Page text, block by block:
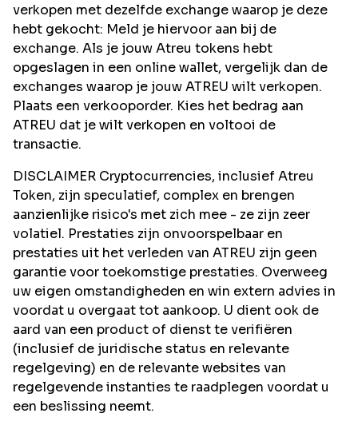
verkopen met dezelfde exchange waarop je deze
hebt gekocht: Meld je hiervoor aan bij de
exchange. Als je jouw Atreu tokens hebt
opgeslagen in een online wallet, vergelijk dan de
exchanges waarop je jouw ATREU wilt verkopen.
Plaats een verkooporder. Kies het bedrag aan
ATREU dat je wilt verkopen en voltooi de
transactie.
DISCLAIMER Cryptocurrencies, inclusief Atreu
Token, zijn speculatief, complex en brengen
aanzienlijke risico's met zich mee - ze zijn zeer
volatiel. Prestaties zijn onvoorspelbaar en
prestaties uit het verleden van ATREU zijn geen
garantie voor toekomstige prestaties. Overweeg
uw eigen omstandigheden en win extern advies in
voordat u overgaat tot aankoop. U dient ook de
aard van een product of dienst te verifiëren
(inclusief de juridische status en relevante
regelgeving) en de relevante websites van
regelgevende instanties te raadplegen voordat u
een beslissing neemt.